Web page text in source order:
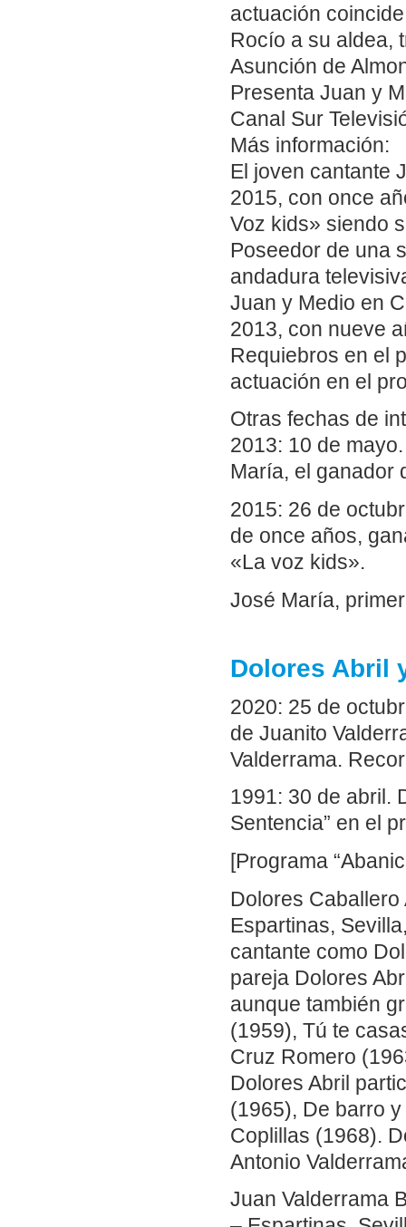
actuación
Rocío a su aldea,
Asunción de
Presenta Juan y
Canal Sur
Más información:
El joven cantante
2015, con once
Voz kids» siendo
Poseedor de una
andadura
Juan y Medio en
2013, con nueve
Requiebros en el
actuación en el
Otras fechas de
2013: 10 de
María, el ganador
2015: 26 de
de once años,
«La voz kids».
José María,
Dolores Abril
2020: 25 de
de Juanito
Valderrama.
1991: 30 de abril.
Sentencia” en el
[Programa
Dolores
Espartinas,
cantante como
pareja Dolores
aunque también
(1959), Tú te
Cruz Romero
Dolores Abril
(1965), De barro
Coplillas (1968).
Antonio
Juan Valderrama